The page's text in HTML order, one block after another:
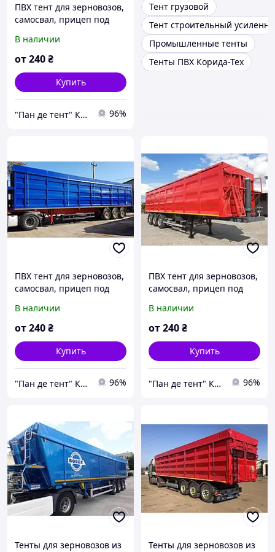
ПВХ тент для зерновозов,
самосвал, прицеп под
Испания
В наличии
от240₴
Купить
"Пан де тент" Компания 96%
Тент грузовой
Тент строительный
Промышленные тенты
Тенты ПВХ Корида-Тех
ПВХ тент для зерновозов,
самосвал, прицеп под
Испания
В наличии
от240₴
Купить
"Пан де тент" Компания 96%
ПВХ тент для зерновозов,
самосвал, прицеп под
Испания
В наличии
от240₴
Купить
"Пан де тент" Компания 96%
Тенты для зерновозов из
Тенты для зерновозов из